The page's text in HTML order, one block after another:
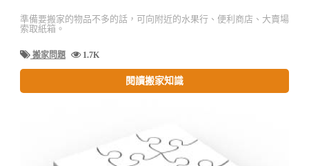
準備要搬家的物品不多的話，可向附近的水果行、便利商店、大賣場
索取紙箱。
搬家問題 1.7K
閱讀搬家知識